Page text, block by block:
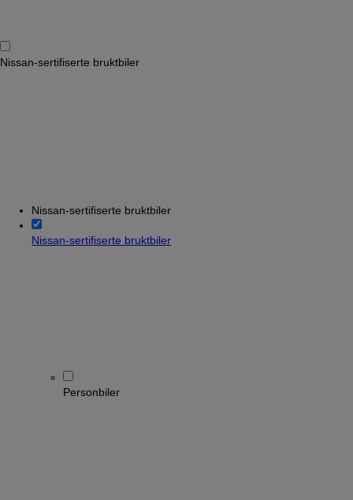
Nissan-sertifiserte bruktbiler
Nissan-sertifiserte bruktbiler
Nissan-sertifiserte bruktbiler
Personbiler